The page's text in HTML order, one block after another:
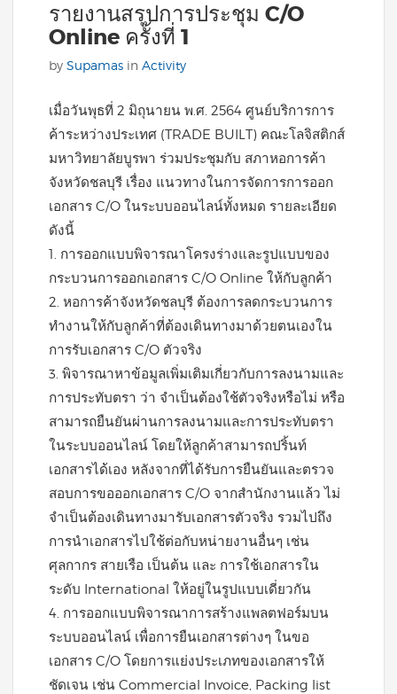
รายงานสรุปการประชุม C/O
Online ครั้งที่ 1
by Supamas in Activity
เมื่อวันพุธที่ 2 มิถุนายน พ.ศ. 2564 ศูนย์บริการการ
ค้าระหว่างประเทศ (TRADE BUILT) คณะโลจิสติกส์
มหาวิทยาลัยบูรพา ร่วมประชุมกับ สภาหอการค้า
จังหวัดชลบุรี เรื่อง แนวทางในการจัดการการออก
เอกสาร C/O ในระบบออนไลน์ทั้งหมด รายละเอียด
ดังนี้
1. การออกแบบพิจารณาโครงร่างและรูปแบบของ
กระบวนการออกเอกสาร C/O Online ให้กับลูกค้า
2. หอการค้าจังหวัดชลบุรี ต้องการลดกระบวนการ
ทำงานให้กับลูกค้าที่ต้องเดินทางมาด้วยตนเองใน
การรับเอกสาร C/O ตัวจริง
3. พิจารณาหาข้อมูลเพิ่มเติมเกี่ยวกับการลงนามและ
การประทับตรา ว่า จำเป็นต้องใช้ตัวจริงหรือไม่ หรือ
สามารถยืนยันผ่านการลงนามและการประทับตรา
ในระบบออนไลน์ โดยให้ลูกค้าสามารถปริ้นท์
เอกสารได้เอง หลังจากที่ได้รับการยืนยันและตรวจ
สอบการขอออกเอกสาร C/O จากสำนักงานแล้ว ไม่
จำเป็นต้องเดินทางมารับเอกสารตัวจริง รวมไปถึง
การนำเอกสารไปใช้ต่อกับหน่ายงานอื่นๆ เช่น
ศุลกากร สายเรือ เป็นต้น และ การใช้เอกสารใน
ระดับ International ให้อยู่ในรูปแบบเดี่ยวกัน
4. การออกแบบพิจารณาการสร้างแพลตฟอร์มบน
ระบบออนไลน์ เพื่อการยืนเอกสารต่างๆ ในขอ
เอกสาร C/O โดยการแย่งประเภทของเอกสารให้
ชัดเจน เช่น Commercial Invoice, Packing list